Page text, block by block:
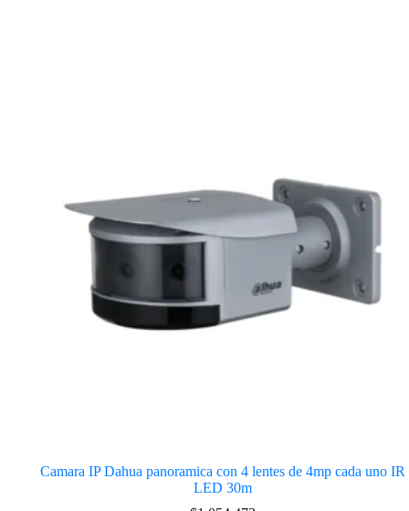
Camara IP Dahua panoramica con 4 lentes de 4mp cada uno IR
LED 30m